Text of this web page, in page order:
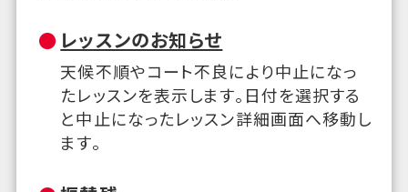
レッスンのお知らせ
天候不順やコート不良により中止になっ
たレッスンを表示します。日付を選択する
と中止になったレッスン詳細画面へ移動し
ます。